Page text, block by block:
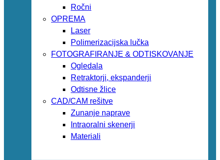
Ročni
OPREMA
Laser
Polimerizacijska lučka
FOTOGRAFIRANJE & ODTISKOVANJE
Ogledala
Retraktorji, ekspanderji
Odtisne žlice
CAD/CAM rešitve
Zunanje naprave
Intraoralni skenerji
Materiali